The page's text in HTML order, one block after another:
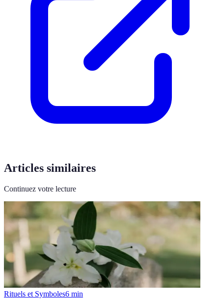
Articles similaires
Continuez votre lecture
Rituels et Symboles6 min